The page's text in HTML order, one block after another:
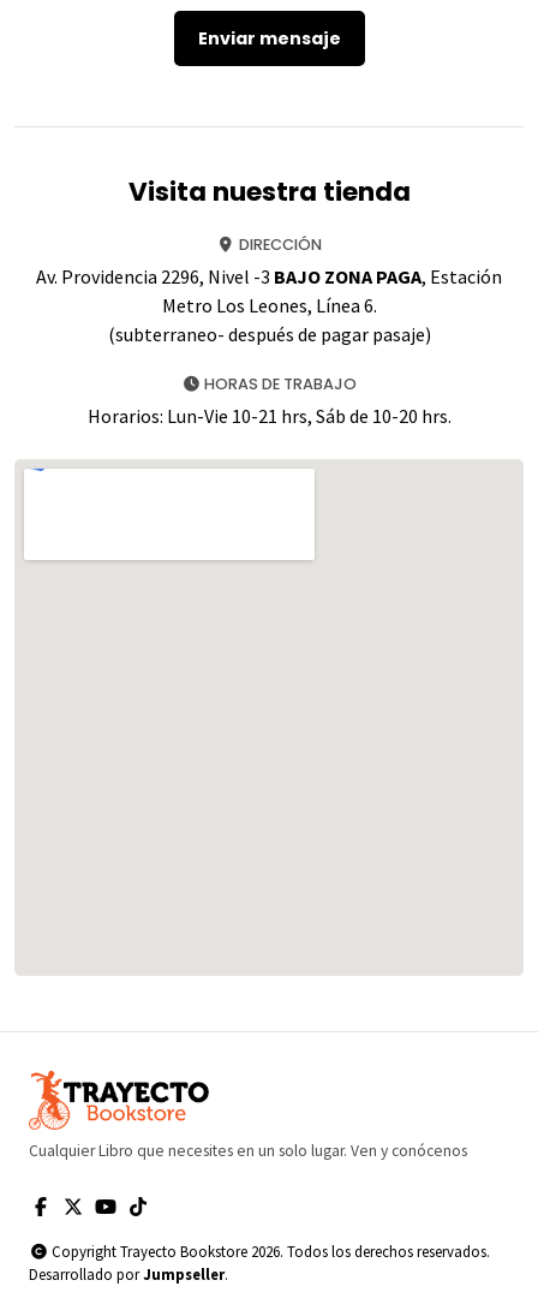
Visita nuestra tienda
DIRECCIÓN
Av. Providencia 2296, Nivel -3 BAJO ZONA PAGA, Estación
Metro Los Leones, Línea 6.
(subterraneo- después de pagar pasaje)
HORAS DE TRABAJO
Horarios: Lun-Vie 10-21 hrs, Sáb de 10-20 hrs.
Cualquier Libro que necesites en un solo lugar. Ven y conócenos
Copyright Trayecto Bookstore 2026. Todos los derechos reservados.
Desarrollado porJumpseller.